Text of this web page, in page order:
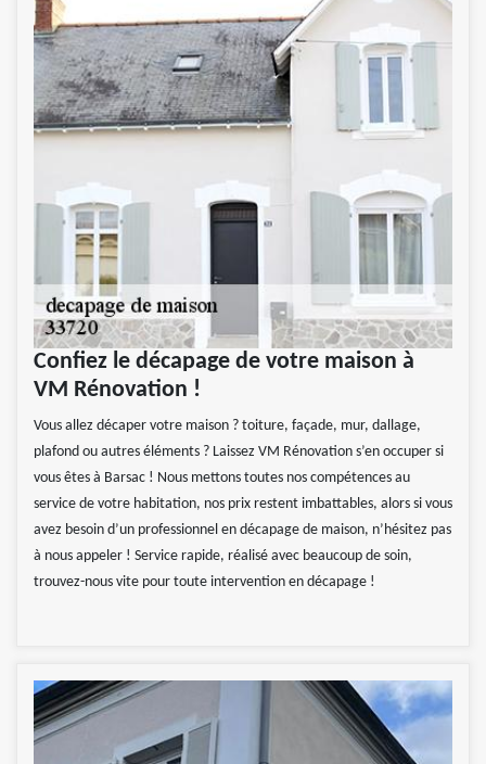
Confiez le décapage de votre maison à
VM Rénovation !
Vous allez décaper votre maison ? toiture, façade, mur, dallage,
plafond ou autres éléments ? Laissez VM Rénovation s’en occuper si
vous êtes à Barsac ! Nous mettons toutes nos compétences au
service de votre habitation, nos prix restent imbattables, alors si vous
avez besoin d’un professionnel en décapage de maison, n’hésitez pas
à nous appeler ! Service rapide, réalisé avec beaucoup de soin,
trouvez-nous vite pour toute intervention en décapage !